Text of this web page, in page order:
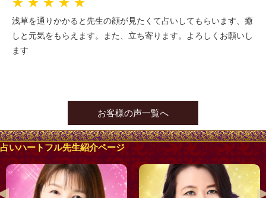
浅草を通りかかると先生の顔が見たくて占いしてもらいます、癒
しと元気をもらえます。また、立ち寄ります。よろしくお願いし
ます
お客様の声一覧へ